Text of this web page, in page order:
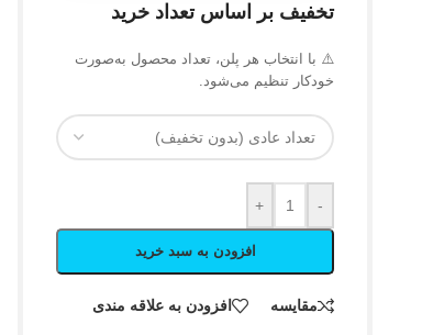
تخفیف بر اساس تعداد خرید
⚠️ با انتخاب هر پلن، تعداد محصول به‌صورت
خودکار تنظیم می‌شود.
-
+
افزودن به سبد خرید
مقایسه افزودن به علاقه مندی